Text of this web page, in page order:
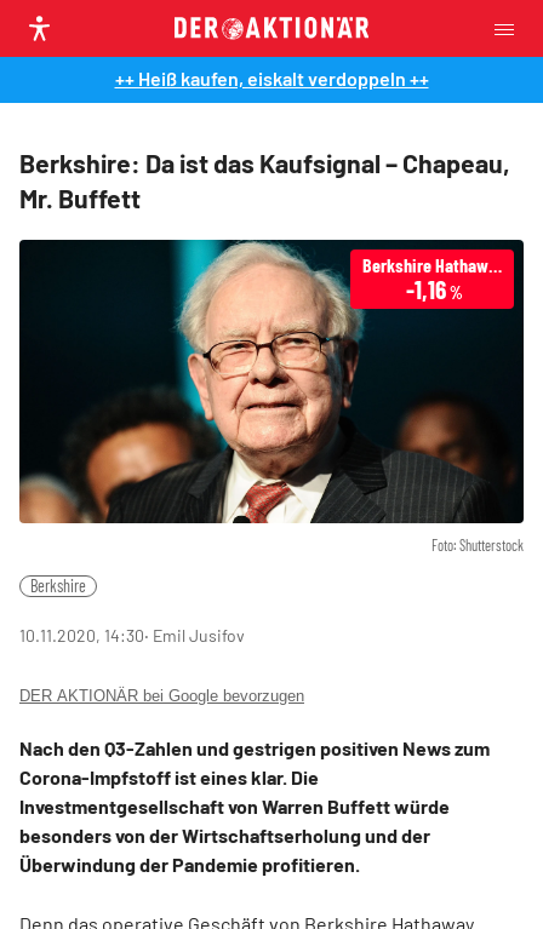
++ Heiß kaufen, eiskalt verdoppeln ++
Berkshire: Da ist das Kaufsignal – Chapeau,
Mr. Buffett
Foto: Shutterstock
Berkshire Hathaway
-1,16%
Berkshire
10.11.2020, 14:30‧ Emil Jusifov
DER AKTIONÄR bei Google bevorzugen
Nach den Q3-Zahlen und gestrigen positiven News zum
Corona-Impfstoff ist eines klar. Die
Investmentgesellschaft von Warren Buffett würde
besonders von der Wirtschaftserholung und der
Überwindung der Pandemie profitieren.
Denn das operative Geschäft von Berkshire Hathaway